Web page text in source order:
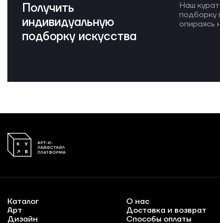
Получить
индивидуальную
подборку искусства
Наш
подборку
опираясь
Каталог
Арт
Дизайн
О нас
Доставка и возврат
Способы оплаты